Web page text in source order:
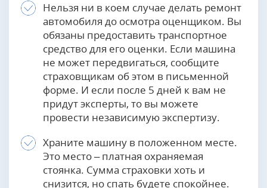
Нельзя ни в коем случае делать ремонт
автомобиля до осмотра оценщиком. Вы
обязаны предоставить транспортное
средство для его оценки. Если машина
не может передвигаться, сообщите
страховщикам об этом в письменной
форме. И если после 5 дней к вам не
придут эксперты, то вы можете
провести независимую экспертизу.
Храните машину в положенном месте.
Это место – платная охраняемая
стоянка. Сумма страховки хоть и
снизится, но спать будете спокойнее.